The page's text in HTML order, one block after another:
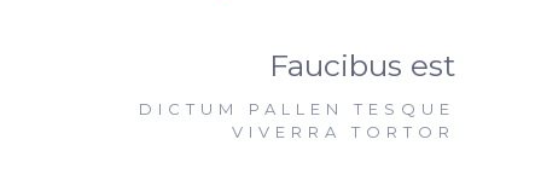
Faucibus est
DICTUM PALLEN TESQUE
VIVERRA TORTOR